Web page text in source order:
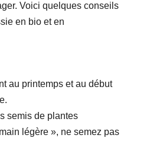
Voici quelques conseils
en bio et en
au printemps et au début
semis de plantes
légère », ne semez pas